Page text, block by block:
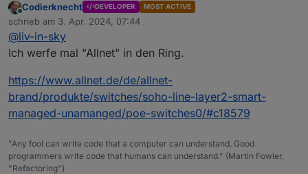
Online
Codierknecht DEVELOPER MOST ACTIVE
schrieb am 3. Apr. 2024, 07:44
zuletzt editiert von
@liv-in-sky
Ich werfe mal "Allnet" in den Ring.
https://www.allnet.de/de/allnet-
brand/produkte/switches/soho-line-layer2-smart-
managed-unamanged/poe-switches0/#c18579
"Any fool can write code that a computer can understand. Good
programmers write code that humans can understand." (Martin Fowler,
"Refactoring")